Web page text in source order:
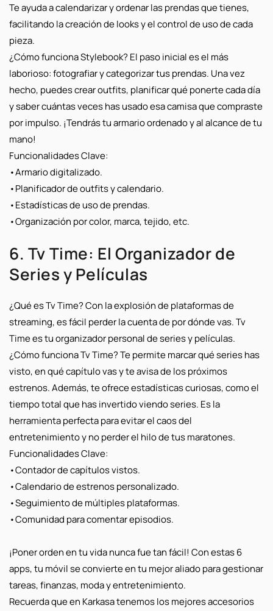
Te ayuda a calendarizar y ordenar las prendas que tienes,
facilitando la creación delooksy el control de uso de cada
pieza.
¿Cómo funciona Stylebook? El paso inicial es el más
laborioso: fotografiar y categorizar tus prendas. Una vez
hecho, puedes crearoutfits, planificar qué ponerte cada día
y saber cuántas veces has usado esa camisa que compraste
por impulso. ¡Tendrás tu armario ordenado y al alcance de tu
mano!
Funcionalidades Clave:
•Armario digitalizado.
•Planificador deoutfitsy calendario.
•Estadísticas de uso de prendas.
•Organización por color, marca, tejido, etc.
6. Tv Time: El Organizador de
Series y Películas
¿Qué es Tv Time?Con la explosión de plataformas de
streaming, es fácil perder la cuenta de por dónde vas. Tv
Time es tu organizador personal de series y películas.
¿Cómo funciona Tv Time?Te permite marcar qué series has
visto, en qué capítulo vas y te avisa de los próximos
estrenos. Además, te ofrece estadísticas curiosas, como el
tiempo total que has invertido viendo series. Es la
herramienta perfecta paraevitar el caos del
entretenimientoy no perder el hilo de tus maratones.
Funcionalidades Clave:
•Contador de capítulos vistos.
•Calendario de estrenos personalizado.
•Seguimiento de múltiples plataformas.
•Comunidad para comentar episodios.
¡Poner orden en tu vida nunca fue tan fácil! Con estas 6
apps, tu móvil se convierte en tu mejor aliado para gestionar
tareas, finanzas, moda y entretenimiento.
Recuerda que en Karkasatenemos los mejores accesorios